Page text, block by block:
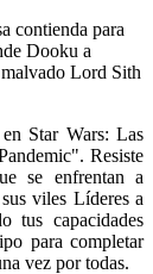
contienda para
Dooku a
Lord Sith
Star Wars: Las
Resiste
se enfrentan a
viles Líderes a
tus capacidades
para completar
vez por todas.